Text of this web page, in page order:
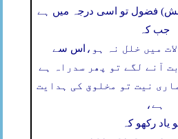
فضول تو اسی درجہ میں ہے
جب کہ
اس سے میں خلل نہ ہو،
آنے لگے تو پھر سدراہ ہے
نیت تو مخلوق کی ہدایت
ہے،
یاد رکھو کہ